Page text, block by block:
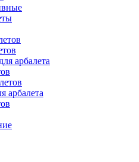
арбалета
арбалета